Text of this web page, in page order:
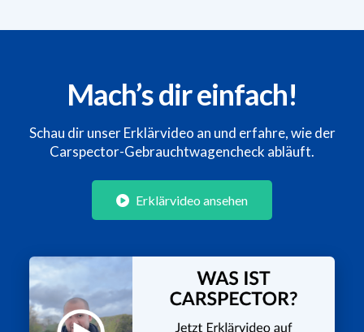
Mach’s dir einfach!
Schau dir unser Erklärvideo an und erfahre, wie der
Carspector-Gebrauchtwagencheck abläuft.
Erklärvideo ansehen